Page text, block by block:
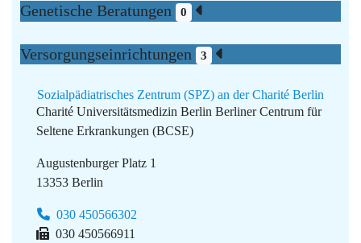
Genetische Beratungen 0
Versorgungseinrichtungen 3
Sozialpädiatrisches Zentrum (SPZ) an der Charité Berlin
Charité Universitätsmedizin Berlin Berliner Centrum für
Seltene Erkrankungen (BCSE)
Augustenburger Platz 1
13353 Berlin
030 450566302
030 450566911